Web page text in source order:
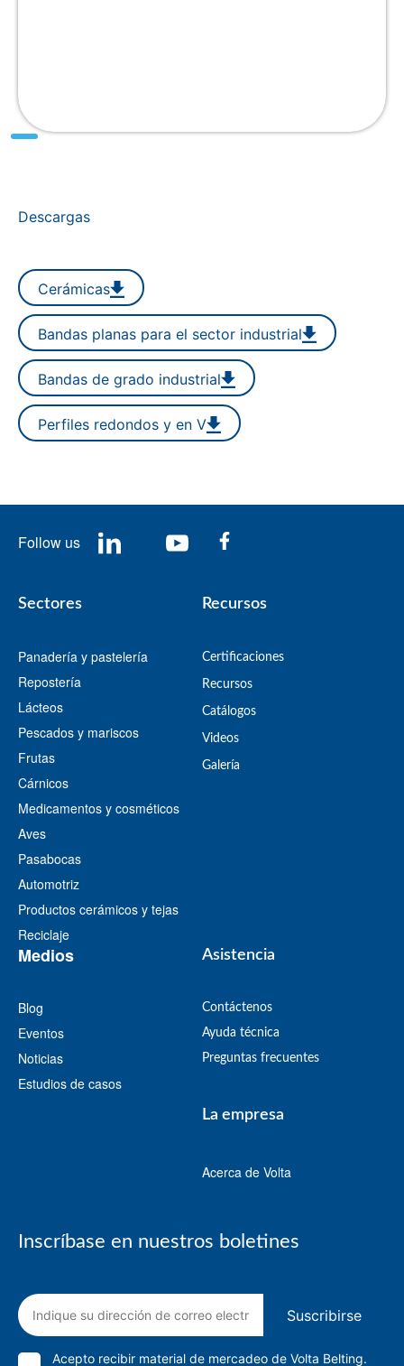
Descargas
Cerámicas
Bandas planas para el sector industrial
Bandas de grado industrial
Perfiles redondos y en V
Follow us
Sectores
Panadería y pastelería
Repostería
Lácteos
Pescados y mariscos
Frutas
Cárnicos
Medicamentos y cosméticos
Aves
Pasabocas
Automotriz
Productos cerámicos y tejas
Reciclaje
Recursos
Certificaciones
Recursos
​Catálogos​
Videos
​Galería
Medios
Blog
Eventos
Noticias
Estudios de casos
Asistencia
Contáctenos
Ayuda técnica
Preguntas frecuentes
La empresa
Acerca de Volta
Inscríbase en nuestros boletines
Acepto recibir material de mercadeo de Volta Belting.
Suscribirse